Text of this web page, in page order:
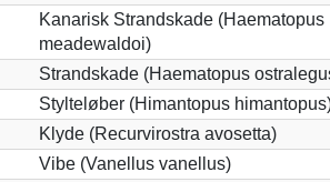
Kanarisk Strandskade (Haematopus
meadewaldoi)
Strandskade (Haematopus
Stylteløber (Himantopus
Klyde (Recurvirostra avosetta)
Vibe (Vanellus vanellus)